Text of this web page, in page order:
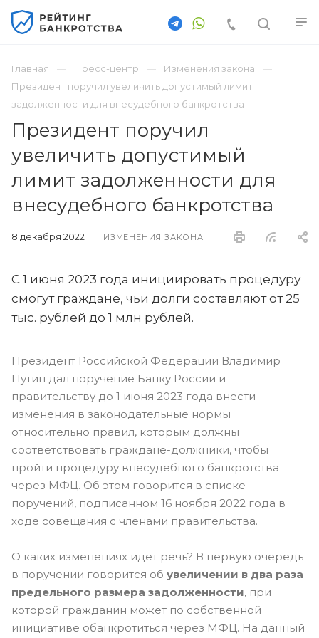
Главная Пресс-центр
Изменения закона
Президент поручил увеличить допустимый лимит
задолженности для внесудебного банкротства
Президент поручил
увеличить допустимый
лимит задолженности для
внесудебного банкротства
8 декабря 2022 ИЗМЕНЕНИЯ ЗАКОНА
С 1 июня 2023 года инициировать процедуру
смогут граждане, чьи долги составляют от 25
тыс. рублей до 1 млн рублей.
Президент Российской Федерации Владимир
Путин дал поручение Банку России и
правительству до 1 июня 2023 года внести
изменения в законодательные нормы
относительно правил, которым должны
соответствовать граждане-должники, чтобы
пройти процедуру внесудебного банкротства
через МФЦ. Об этом говорится в списке
поручений, подписанном 16 ноября 2022 года в
ходе совещания с членами правительства.
О каких изменениях идет речь? В первую очередь
в поручении говорится об увеличении в два раза
предельного размера задолженности, при
которой гражданин может по собственной
инициативе обанкротиться через МФЦ. На данный